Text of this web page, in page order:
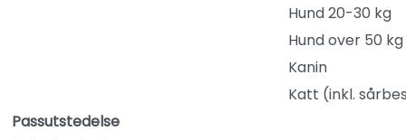
Hund 20-30 kg
Hund over 50 kg
Kanin
Katt (inkl.
Passutstedelse